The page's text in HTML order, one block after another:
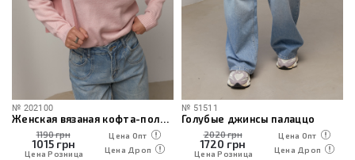
№ 202100
Женская вязаная кофта-поло на молнии
1190 грн
1015грн
Цена Розница
Цена Опт
Цена Дроп
№ 51511
Голубые джинсы палаццо
2020 грн
1720 грн
Цена Розница
Цена Опт
Цена Дроп